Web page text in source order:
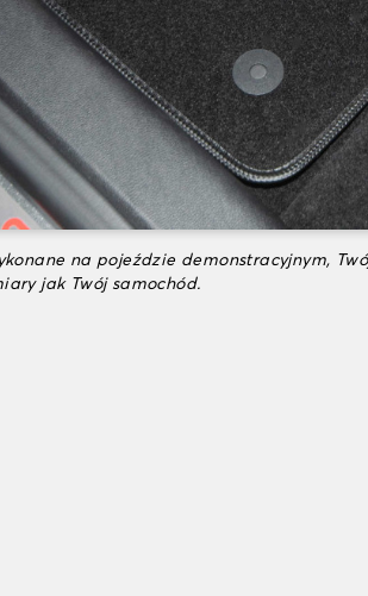
na pojeździe demonstracyjnym,
jak Twój samochód.